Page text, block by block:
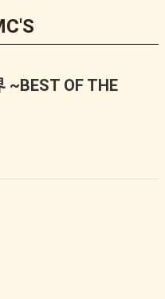
~BEST OF THE